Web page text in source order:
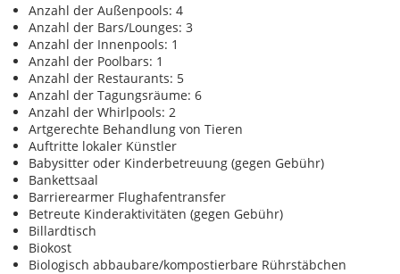
Anzahl der Außenpools: 4
Anzahl der Bars/Lounges: 3
Anzahl der Innenpools: 1
Anzahl der Poolbars: 1
Anzahl der Restaurants: 5
Anzahl der Tagungsräume: 6
Anzahl der Whirlpools: 2
Artgerechte Behandlung von Tieren
Auftritte lokaler Künstler
Babysitter oder Kinderbetreuung (gegen Gebühr)
Bankettsaal
Barrierearmer Flughafentransfer
Betreute Kinderaktivitäten (gegen Gebühr)
Billardtisch
Biokost
Biologisch abbaubare/kompostierbare Rührstäbchen